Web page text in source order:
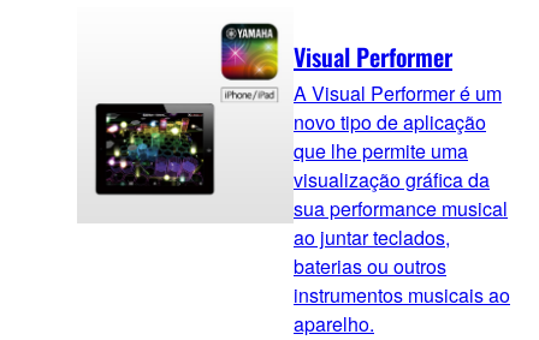
Visual Performer
A Visual Performer é um
novo tipo de aplicação
que lhe permite uma
visualização gráfica da
sua performance musical
ao juntar teclados,
baterias ou outros
instrumentos musicais ao
aparelho.